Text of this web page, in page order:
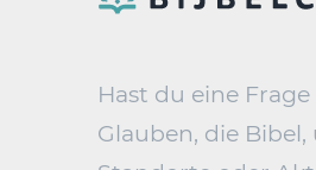
Hast du eine
Glauben, die Bibel,